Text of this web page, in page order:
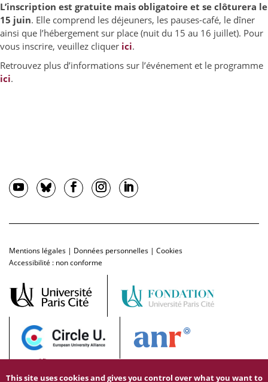
L’inscription est gratuite mais obligatoire et se clôturera le
15 juin. Elle comprend les déjeuners, les pauses-café, le dîner
ainsi que l’hébergement sur place (nuit du 15 au 16 juillet). Pour
vous inscrire, veuillez cliquer ici.
Retrouvez plus d’informations sur l’événement et le programme
ici.
Mentions légales | Données personnelles | Cookies
Accessibilité : non conforme
This site uses cookies and gives you control over what you want to